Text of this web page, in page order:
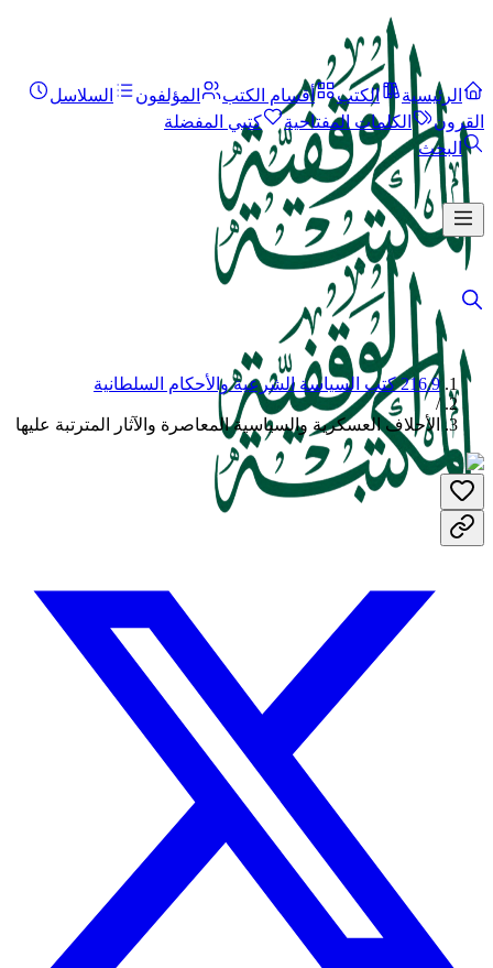
الرئيسية الكتب أقسام الكتب المؤلفون
السلاسل
القرون
الكلمات المفتاحية
كتبي المفضلة
البحث
216.9 كتب السياسة الشرعية والأحكام السلطانية
/
الأحلاف العسكرية والسياسية المعاصرة والآثار المترتبة عليها